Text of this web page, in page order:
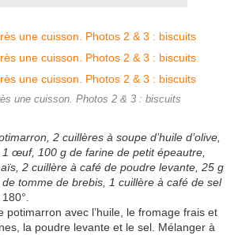
une cuisson. Photos 2 & 3 : biscuits
2 cuillères à soupe d’huile d’olive,
œuf, 100 g de farine de petit épeautre,
2 cuillère à café de poudre levante, 25 g
de tomme de brebis, 1 cuillère à café de sel
potimarron avec l’huile, le fromage frais et
la poudre levante et le sel. Mélanger à